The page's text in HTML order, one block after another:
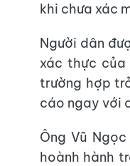
khi chưa xác
Người dân
xác thực
trường hợp
cáo ngay với
Ông Vũ
hoành hành